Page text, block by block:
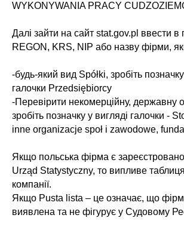
WYKONYWANIA PRACY
Далі зайти на сайт stat.gov.pl ввести в
REGON, KRS, NIP або назву фірми,
-будь-який вид Spółki, зробіть
галочки Przedsiębiorcy
-Перевірити некомерційну, державну
зробіть позначку у вигляді галочки -
inne organizacje społ i zawodowe,
Якщо польська фірма є
Urząd Statystyczny, то випливе
компанії.
Якщо Pusta lista – це означає, що
виявлена та не фігурує у Судовому